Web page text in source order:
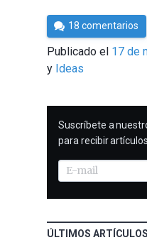
Por
César
Tomé
18 comentarios
Publicado el 17 de
Ideas
SUSCRIBIRME
Suscríbete a
para recibir
ÚLTIMOS ARTÍCULOS